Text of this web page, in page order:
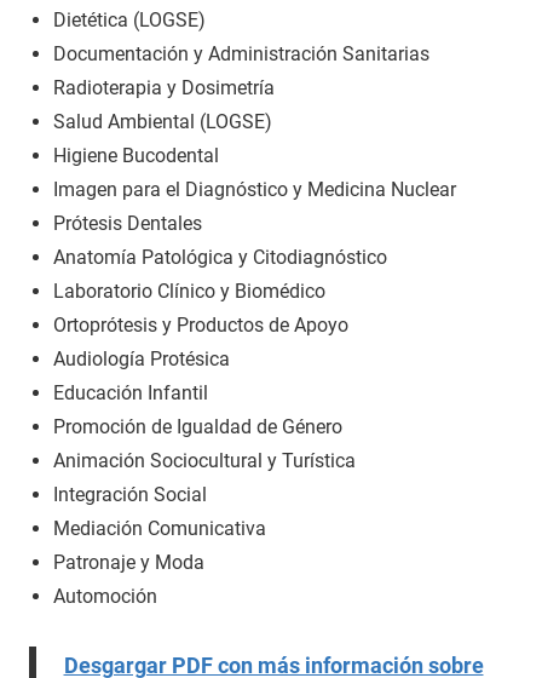
Dietética (LOGSE)
Documentación y Administración Sanitarias
Radioterapia y Dosimetría
Salud Ambiental (LOGSE)
Higiene Bucodental
Imagen para el Diagnóstico y Medicina Nuclear
Prótesis Dentales
Anatomía Patológica y Citodiagnóstico
Laboratorio Clínico y Biomédico
Ortoprótesis y Productos de Apoyo
Audiología Protésica
Educación Infantil
Promoción de Igualdad de Género
Animación Sociocultural y Turística
Integración Social
Mediación Comunicativa
Patronaje y Moda
Automoción
Desgargar PDF con más información sobre